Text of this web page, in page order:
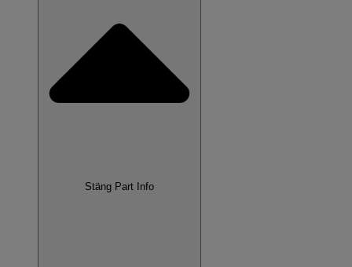
Stäng Part Info